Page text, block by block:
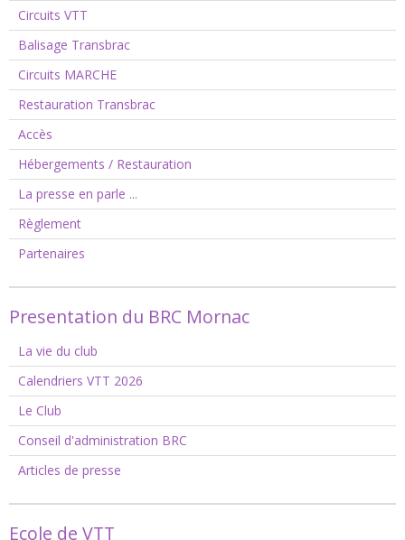
Circuits VTT
Balisage Transbrac
Circuits MARCHE
Restauration Transbrac
Accès
Hébergements / Restauration
La presse en parle ...
Règlement
Partenaires
Presentation du BRC Mornac
La vie du club
Calendriers VTT 2026
Le Club
Conseil d'administration BRC
Articles de presse
Ecole de VTT